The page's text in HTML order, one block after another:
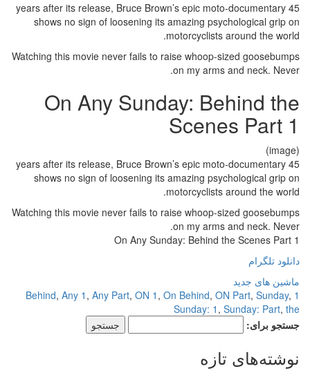
45 years after its release, Bruce Brown’s epic moto-documentary
shows no sign of loosening its amazing psychological grip on
motorcyclists around the world.
Watching this movie never fails to raise whoop-sized goosebumps
on my arms and neck. Never.
On Any Sunday: Behind the
Scenes Part 1
45 years after its release, Bruce Brown’s epic moto-documentary
shows no sign of loosening its amazing psychological grip on
motorcyclists around the world.
Watching this movie never fails to raise whoop-sized goosebumps
on my arms and neck. Never.
On Any Sunday: Behind the Scenes Part 1
دانلود تلگرام
ماشین های جدید
,Any 1,Any Part,ON 1,On Behind,ON Part,Sunday
Sunday: 1,Sunday: Part,the
جستجو برای:
نوشته‌های تازه